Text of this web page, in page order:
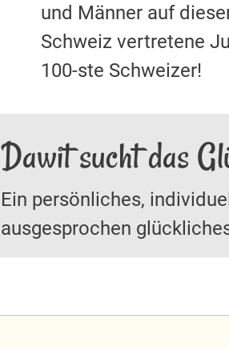
und Männer auf
Schweiz vertretene
100-ste Schweizer!
Dawit sucht das
Ein persönliches,
ausgesprochen